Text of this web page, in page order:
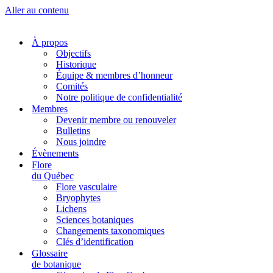
Aller au contenu
À propos
Objectifs
Historique
Équipe & membres d’honneur
Comités
Notre politique de confidentialité
Membres
Devenir membre ou renouveler
Bulletins
Nous joindre
Évènements
Flore
du Québec
Flore vasculaire
Bryophytes
Lichens
Sciences botaniques
Changements taxonomiques
Clés d’identification
Glossaire
de botanique